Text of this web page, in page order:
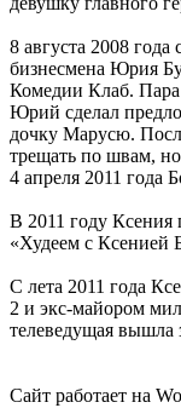
8 августа 2008
бизнесмена Юрия
Комедии Клаб. Пара
Юрий сделал
дочку Марусю.
трещать по швам,
4 апреля 2011 года
В 2011 году Ксения
«Худеем с Ксенией
С лета 2011 года
2 и экс-майором
телеведущая вышла
Сайт работает на